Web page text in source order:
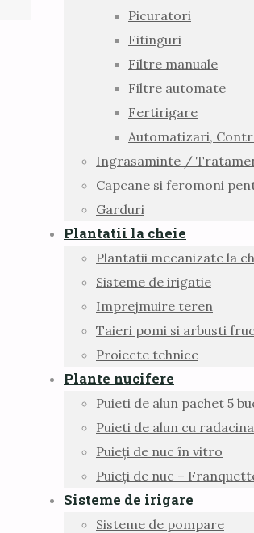
Picuratori
Fitinguri
Filtre manuale
Filtre automate
Fertirigare
Automatizari,
Ingrasaminte /
Capcane si feromoni
Garduri
Plantatii la cheie
Plantatii mecanizate la
Sisteme de irigatie
Imprejmuire teren
Taieri pomi si arbusti
Proiecte tehnice
Plante nucifere
Puieti de alun pachet 5
Puieti de alun cu
Puieți de nuc în vitro
Puieți de nuc –
Sisteme de irigare
Sisteme de pompare